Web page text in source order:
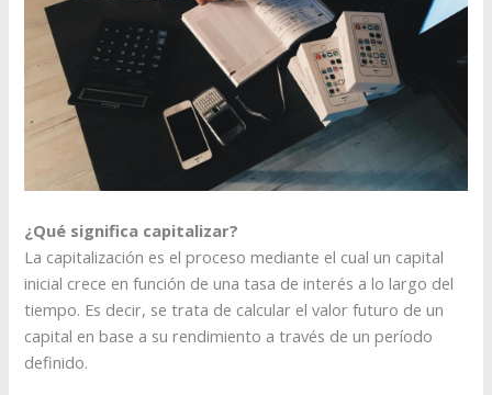
¿Qué significa capitalizar?
La capitalización es el proceso mediante el cual un capital
inicial crece en función de una tasa de interés a lo largo del
tiempo. Es decir, se trata de calcular el valor futuro de un
capital en base a su rendimiento a través de un período
definido.